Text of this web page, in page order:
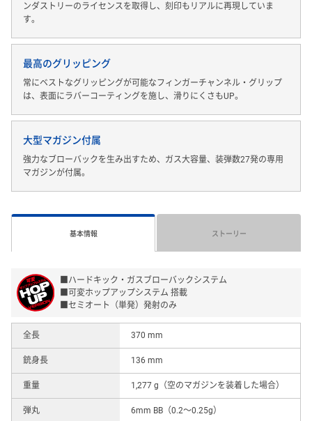
ンダストリーのライセンスを取得し、刻印もリアルに再現していま
す。
最高のグリッピング
常にベストなグリッピングが可能なフィンガーチャンネル・グリップ
は、表面にラバーコーティングを施し、滑りにくさもUP。
大型マガジン付属
強力なブローバックを生み出すため、ガス大容量、装弾数27発の専用
マガジンが付属。
基本情報
■ハードキック・ガスブローバックシステム
■可変ホップアップシステム 搭載
■セミオート（単発）発射のみ
全長 370 mm
銃身長 136 mm
重量 1,277 g（空のマガジンを装着した場合）
弾丸 6mm BB（0.2〜0.25g）
ストーリー